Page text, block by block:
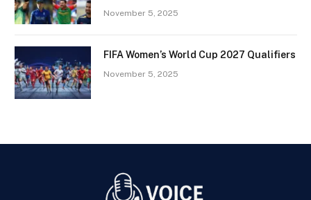
November 5, 2025
FIFA Women’s World Cup 2027 Qualifiers
November 5, 2025